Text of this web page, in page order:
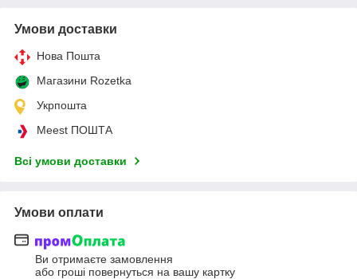
Умови доставки
Нова Пошта
Магазини Rozetka
Укрпошта
Meest ПОШТА
Всі умови доставки
Умови оплати
Ви отримаєте замовлення
або гроші повернуться на вашу картку